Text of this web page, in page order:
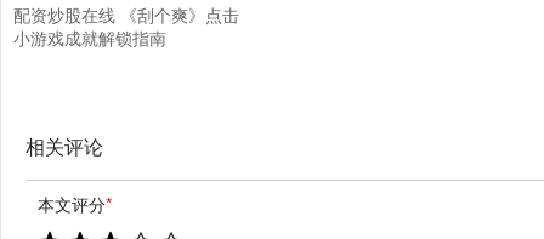
配资炒股在线 《刮个爽》点击
小游戏成就解锁指南
相关评论
本文评分*